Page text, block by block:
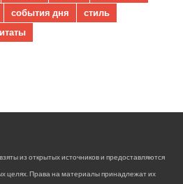
события дня
стиль
из открытых источников и предоставляются
целях. Права на материалы принадлежат их